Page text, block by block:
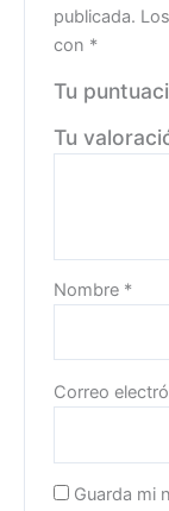
publicada.
con *
Tu
Tu
Nombre *
Correo
Guarda mi